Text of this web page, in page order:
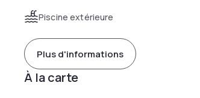
Piscine extérieure
Plus d'informations
À la carte